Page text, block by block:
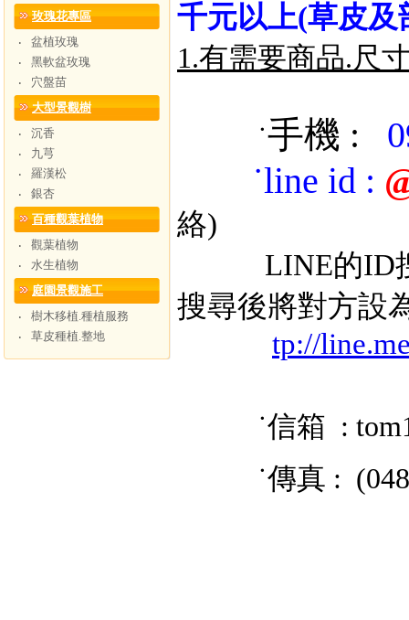
玫瑰花專區
‧
盆植玫瑰
‧
黑軟盆玫瑰
‧
穴盤苗
大型景觀樹
‧
沉香
‧
九芎
‧
羅漢松
‧
銀杏
百種觀葉植物
‧
觀葉植物
‧
水生植物
庭園景觀施工
‧
樹木移植.種植服務
‧
草皮種植.整地
千元以上(草皮及
1.有需要商品.尺
˙手機 :
˙line id :
絡)
LINE的ID搜
搜尋後將對方設
tp://
˙信箱 :
˙傳真 :